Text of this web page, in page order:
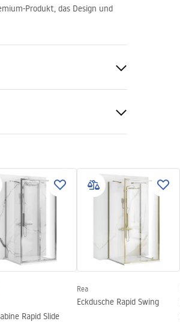
Produkt, das Design und
_5.pdf
Rapid Slide
Rea
Eckdusche Rapid Swing